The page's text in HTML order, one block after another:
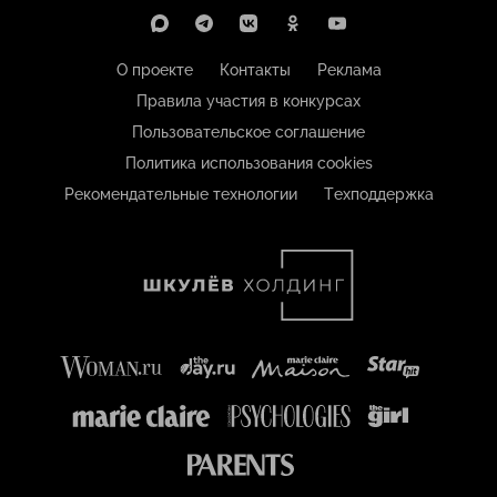
О проекте Контакты
Реклама
Правила участия в конкурсах
Пользовательское соглашение
Политика использования cookies
Рекомендательные технологии
Техподдержка